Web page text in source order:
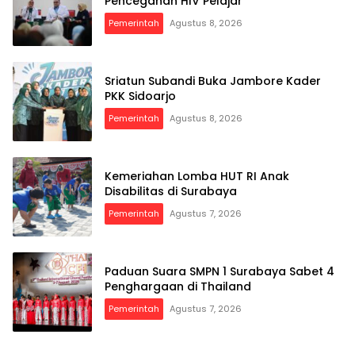
Pemerintah Agustus 8, 2026
Sriatun Subandi Buka Jambore Kader
PKK Sidoarjo
Pemerintah Agustus 8, 2026
Kemeriahan Lomba HUT RI Anak
Disabilitas di Surabaya
Pemerintah Agustus 7, 2026
Paduan Suara SMPN 1 Surabaya Sabet 4
Penghargaan di Thailand
Pemerintah Agustus 7, 2026